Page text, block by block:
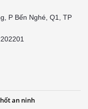
P Bến Nghé, Q1, TP
an ninh